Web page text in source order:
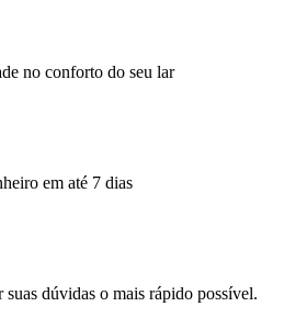
no conforto do seu lar
em até 7 dias
dúvidas o mais rápido possível.